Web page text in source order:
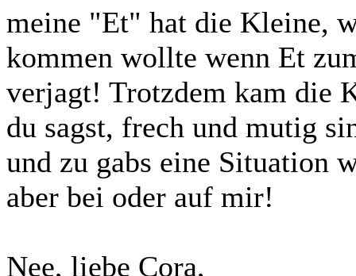
meine "Et" hat die Kleine,
kommen wollte wenn Et
verjagt! Trotzdem kam die
du sagst, frech und mutig
und zu gabs eine Situation
aber bei oder auf mir!
Nee, liebe Cora,